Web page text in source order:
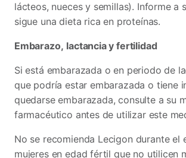
lácteos, nueces y semillas). Informe a
sigue una dieta rica en proteínas.
Embarazo, lactancia y fertilidad
Si está embarazada o en periodo de
que podría estar embarazada o tiene
quedarse embarazada, consulte a su
farmacéutico antes de utilizar este
No se recomienda Lecigon durante el
mujeres en edad fértil que no utilicen